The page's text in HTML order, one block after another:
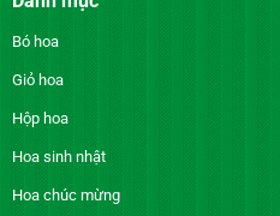
Bó hoa
Giỏ hoa
Hộp hoa
Hoa sinh nhật
Hoa chúc mừng